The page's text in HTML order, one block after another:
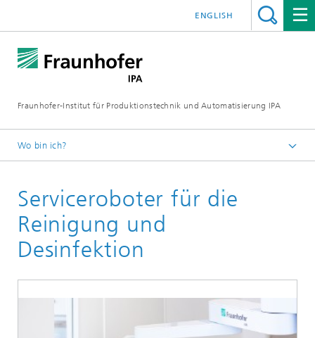
Fraunhofer-Institut für Produktionstechnik und Automatisierung IPA
ENGLISH
Wo bin ich?
Aktuelle Forschung
Automatisierung und Robotik
Industrielle und gewerbliche Servicerobotik
Serviceroboter für die
Reinigung und
Desinfektion